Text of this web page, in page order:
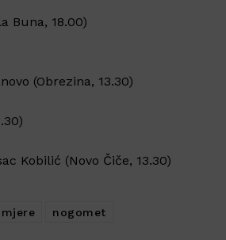
Buna, 18.00)
(Obrezina, 13.30)
Kobilić (Novo Čiče, 13.30)
mjere nogomet